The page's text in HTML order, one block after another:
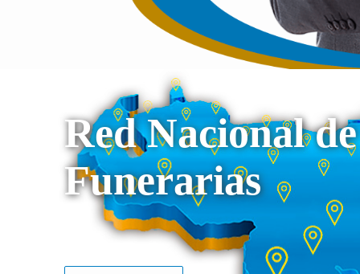
Red Nacional de
Funerarias